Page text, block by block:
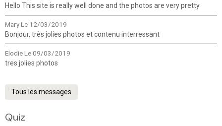
Hello This site is really well done and the photos are very pretty
MaryLe 12/03/2019
Bonjour, très jolies photos et contenu interressant
ElodieLe 09/03/2019
tres jolies photos
Tous les messages
Quiz